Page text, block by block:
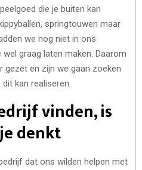
die je buiten kan
springtouwen maar
we nog niet in ons
graag laten maken. Daarom
gezet en zijn we gaan zoeken
kan realiseren.
vinden, is
denkt
dat ons wilden helpen met